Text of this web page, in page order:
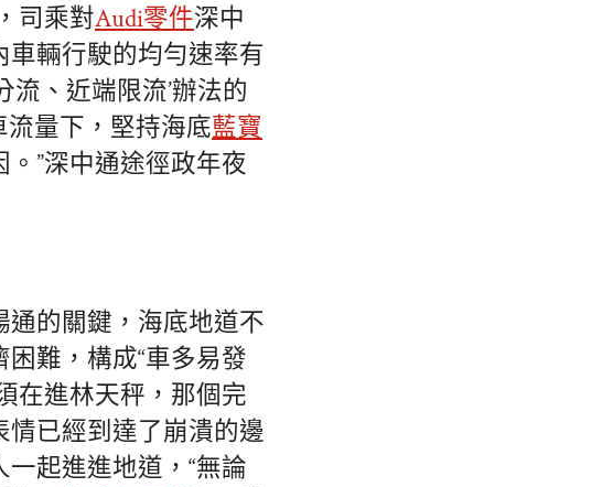
司乘對Audi零件深中
輛行駛的均勻速率有
、近端限流’辦法的
量下，堅持海底藍寶
”深中通途徑政年夜
通的關鍵，海底地道不
難，構成“車多易發
在進林天秤，那個完
已經到達了崩潰的邊
起進進地道，“無論